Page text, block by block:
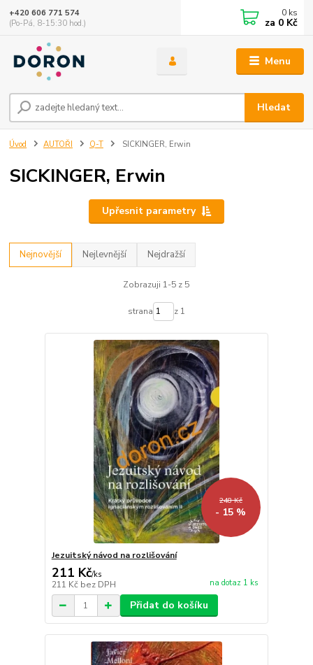
Menu
Hledat
+420 606 771 574
(Po-Pá, 8-15:30 hod.)
0 ks
za 0 Kč
Úvod AUTOŘI Q-T SICKINGER, Erwin
SICKINGER, Erwin
Upřesnit parametry
Nejnovější Nejlevnější Nejdražší
Zobrazuji 1-5 z 5
strana z 1
248 Kč
- 15 %
Jezuitský návod na rozlišování
211 Kč/ks
211 Kč bez DPH na dotaz 1 ks
Přidat do košíku